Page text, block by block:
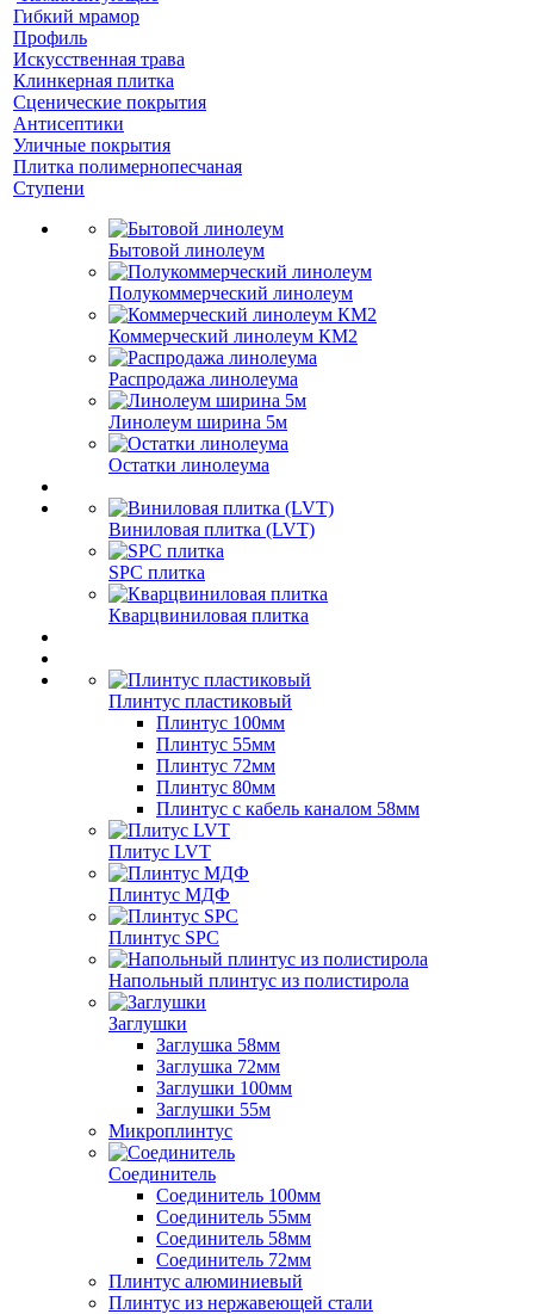
Гибкий мрамор
Профиль
Искусственная трава
Клинкерная плитка
Сценические покрытия
Антисептики
Уличные покрытия
Плитка полимернопесчаная
Ступени
Бытовой линолеум
Полукоммерческий линолеум
Коммерческий линолеум КМ2
Распродажа линолеума
Линолеум ширина 5м
Остатки линолеума
Виниловая плитка (LVT)
SPC плитка
Кварцвиниловая плитка
Плинтус пластиковый
Плинтус 100мм
Плинтус 55мм
Плинтус 72мм
Плинтус 80мм
Плинтус с кабель каналом 58мм
Плитус LVT
Плинтус МДФ
Плинтус SPC
Напольный плинтус из полистирола
Заглушки
Заглушка 58мм
Заглушка 72мм
Заглушки 100мм
Заглушки 55м
Микроплинтус
Соединитель
Соединитель 100мм
Соединитель 55мм
Соединитель 58мм
Соединитель 72мм
Плинтус алюминиевый
Плинтус из нержавеющей стали